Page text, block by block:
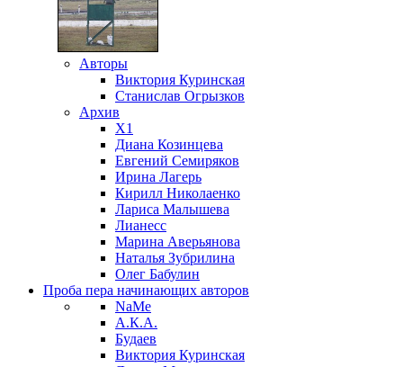
Авторы
Виктория Куринская
Станислав Огрызков
Архив
X1
Диана Козинцева
Евгений Семиряков
Ирина Лагерь
Кирилл Николаенко
Лариса Малышева
Лианесс
Марина Аверьянова
Наталья Зубрилина
Олег Бабулин
Проба пера начинающих авторов
NaMe
А.К.А.
Будаев
Виктория Куринская